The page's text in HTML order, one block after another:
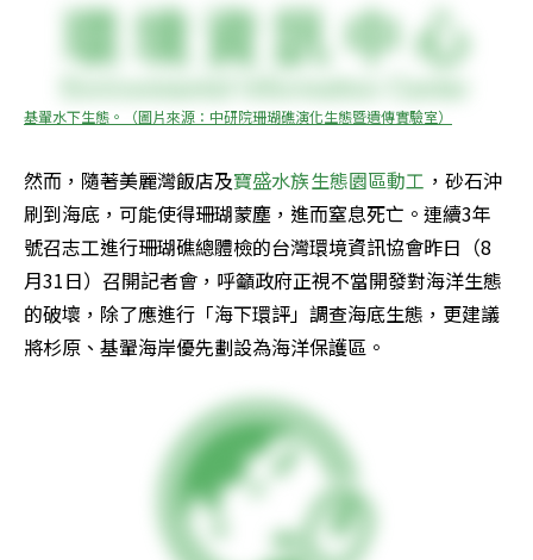
基翬水下生態。（圖片來源：中研院珊瑚礁演化生態暨遺傳實驗室）
然而，隨著美麗灣飯店及寶盛水族生態園區動工 ，砂石沖
刷到海底，可能使得珊瑚蒙塵，進而窒息死亡。連續3年
號召志工進行珊瑚礁總體檢的台灣環境資訊協會昨日（8
月31日）召開記者會，呼籲政府正視不當開發對海洋生態
的破壞，除了應進行「海下環評」調查海底生態，更建議
將杉原、基翬海岸優先劃設為海洋保護區。